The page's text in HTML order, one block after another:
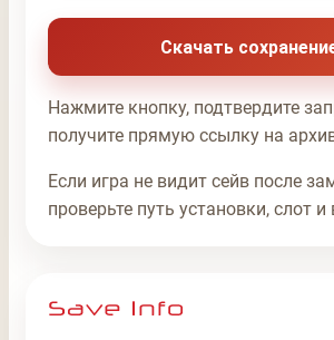
Скачать
Нажмите кнопку, подтвердите
получите прямую ссылку на
Если игра не видит сейв после
проверьте путь установки, слот